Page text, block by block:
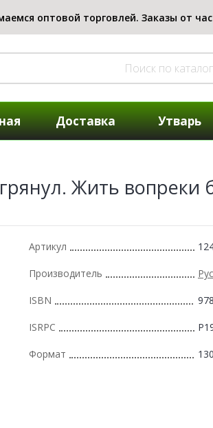
Доставка Утварь
Жить вопреки
Артикул
Производитель
ISBN
ISRPC
Формат